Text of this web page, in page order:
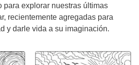
para explorar nuestras últimas
recientemente agregadas para
y darle vida a su imaginación.